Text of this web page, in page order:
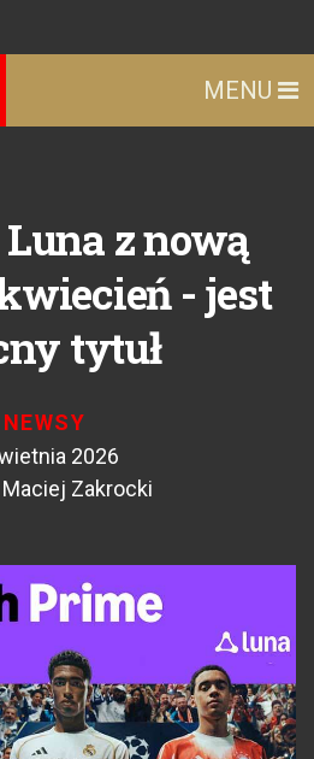
MENU
z nową
- jest
tytuł
NEWSY
2026
Maciej Zakrocki